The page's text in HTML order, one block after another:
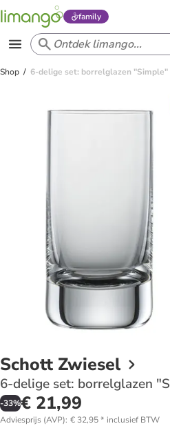
family
Shop 6-delige set: borrelglazen "Simple"
Schott Zwiesel
6-delige set: borrelglazen
-33%€ 21,99
Adviesprijs (AVP): € 32,95* inclusief BTW